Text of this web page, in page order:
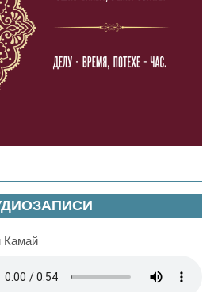
Камай